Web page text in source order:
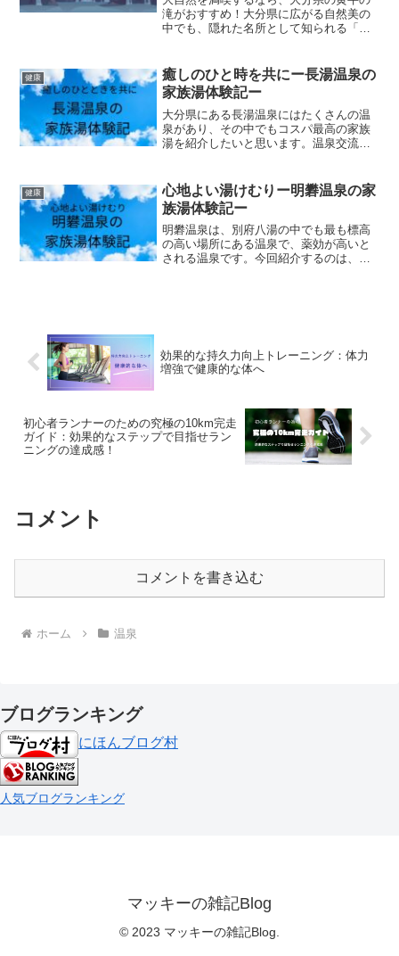
滝がおすすめ！大分県に広がる自然美の
中でも、隠れた名所として知られる「黄
魅力とは？緑に囲まれた大自然の中にあ
り落差が約25mのダイナ...
健康
癒しのひと時を共にー長湯温泉の
家族湯体験記ー
大分県にある長湯温泉にはたくさんの温
泉があり、その中でもコスパ最高の家族
湯を紹介したいと思います。温泉交流
湯温泉は美しい自然に囲まれた静かな場
所に位置する温泉地です。こ...
健康
心地よい湯けむりー明礬温泉の家
族湯体験記ー
明礬温泉は、別府八湯の中でも最も標高
の高い場所にある温泉で、薬効が高いと
される温泉です。今回紹介するのは、そ
効果的な持久力向上トレーニング：体力
増強で健康的な体へ
初心者ランナーのための究極の10km完走
ガイド：効果的なステップで目指せラン
ニングの達成感！
コメント
コメントを書き込む
ホーム 温泉
ブログランキング
にほんブログ村
人気ブログランキング
マッキーの雑記Blog
© 2023 マッキーの雑記Blog.